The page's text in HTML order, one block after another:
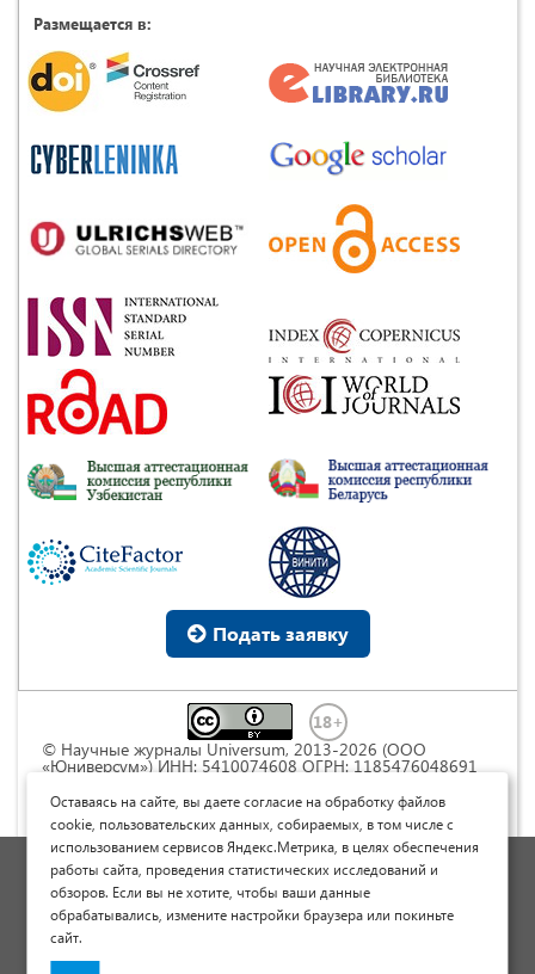
Размещается в:
Подать заявку
© Научные журналы Universum, 2013-2026 (ООО
«Юниверсум») ИНН: 5410074608 ОГРН: 1185476048691
Commons « Attribution» («Атрибуция») 4.0
Непортированная
Политика обработки персональных данных
Договор оферты
Опубликовать научную статью
Оставаясь на сайте, вы даете согласие на обработку файлов
cookie, пользовательских данных, собираемых, в том числе с
использованием сервисов Яндекс.Метрика, в целях обеспечения
работы сайта, проведения статистических исследований и
обзоров. Если вы не хотите, чтобы ваши данные
обрабатывались, измените настройки браузера или покиньте
сайт.